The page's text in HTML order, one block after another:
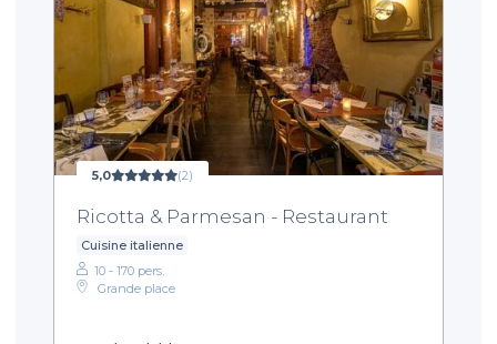
5,0 (2)
Ricotta & Parmesan - Restaurant
Cuisine italienne
10 - 170 pers.
Grande place